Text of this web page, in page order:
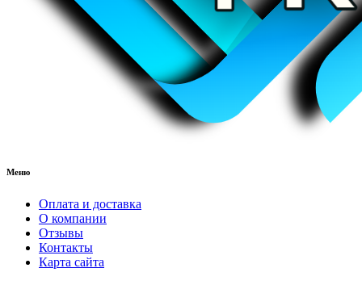
Меню
Оплата и доставка
О компании
Отзывы
Контакты
Карта сайта